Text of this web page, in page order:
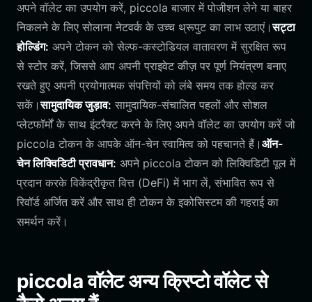
अपने वॉलेट का उपयोग करें, piccola बाजार में पोजीशन लेने या बाहर
निकलने के लिए सोलाना नेटवर्क के उच्च थ्रूपुट का लाभ उठाएं।सट्टा
होल्डिंग: अपने टोकन को सेल्फ-कस्टोडियल वातावरण में सुरक्षित रूप
से स्टोर करें, जिससे आप अपनी प्राइवेट कीज़ पर पूर्ण नियंत्रण बनाए
रखते हुए अपनी प्रयोगात्मक संपत्तियों को लंबे समय तक होल्ड कर
सकें।सामुदायिक जुड़ाव: सामुदायिक-संचालित पहलों और सोशल
प्लेटफॉर्मों के साथ इंटरैक्ट करने के लिए अपने वॉलेट का उपयोग करें जो
piccola टोकन के आपके ऑन-चेन स्वामित्व को पहचानते हैं। ऑन-
चेन लिक्विडिटी प्रावधान: अपने piccola टोकन को लिक्विडिटी पूल में
प्रदान करके विकेंद्रीकृत वित्त (DeFi) में भाग लें, संभावित रूप से
रिवॉर्ड अर्जित करें और साथ ही टोकन के इकोसिस्टम की गहराई का
समर्थन करें।
piccola वॉलेट अन्य क्रिप्टो वॉलेट से